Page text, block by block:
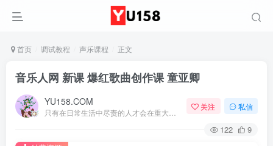
首页 调试教程 声乐课程 正文
音乐人网 新课 爆红歌曲创作课 童亚卿
YU158.COM 关注 私信
122 9